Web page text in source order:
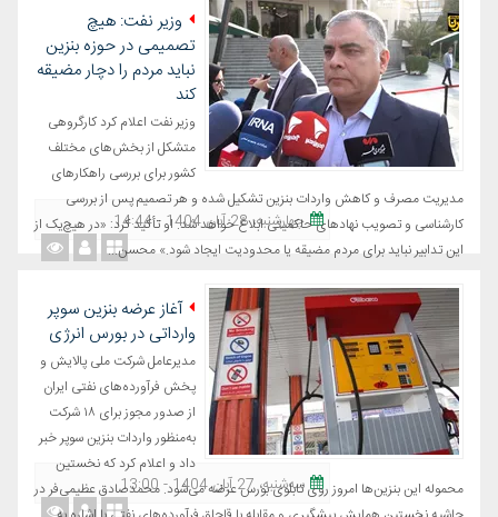
وزیر نفت: هیچ
تصمیمی در حوزه بنزین
نباید مردم را دچار مضیقه
کند
وزیر نفت اعلام کرد کارگروهی
متشکل از بخش‌های مختلف
کشور برای بررسی راهکارهای
مدیریت مصرف و کاهش واردات بنزین تشکیل شده و هر تصمیم پس از بررسی
کارشناسی و تصویب نهادهای حاکمیتی ابلاغ خواهد شد. او تأکید کرد: «در هیچ‌یک از
این تدابیر نباید برای مردم مضیقه یا محدودیت ایجاد شود.» محسن...
چهارشنبه، 28 آبان 1404 - 14:44
آغاز عرضه بنزین سوپر
وارداتی در بورس انرژی
مدیرعامل شرکت ملی پالایش و
پخش فرآورده‌های نفتی ایران
از صدور مجوز برای ۱۸ شرکت
به‌منظور واردات بنزین سوپر خبر
داد و اعلام کرد که نخستین
محموله این بنزین‌ها امروز روی تابلوی بورس عرضه می‌شود. محمدصادق عظیمی‌فر در
ﺳﻪشنبه، 27 آبان 1404 - 13:00